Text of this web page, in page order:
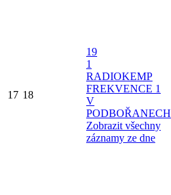
17 18
19
1
RADIOKEMP
FREKVENCE 1
V
PODBOŘANECH
Zobrazit všechny
záznamy ze dne